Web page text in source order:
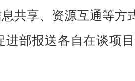
共享、资源互通等
部报送各自在谈项